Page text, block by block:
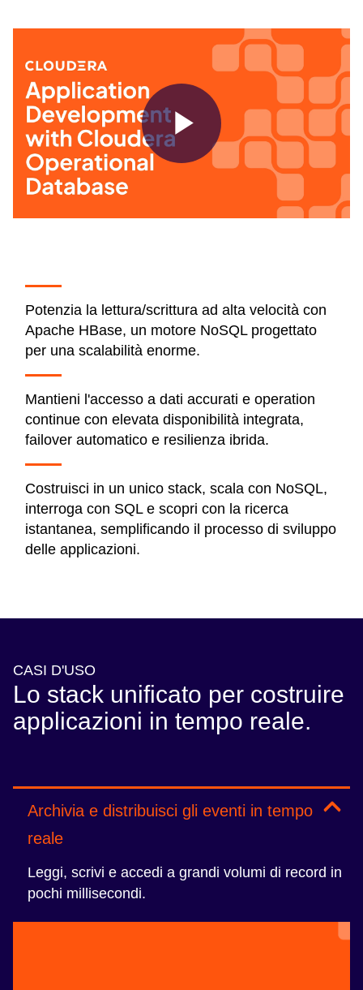
Play
Potenzia la lettura/scrittura ad alta velocità con
Apache HBase, un motore NoSQL progettato
per una scalabilità enorme.
Mantieni l'accesso a dati accurati e operation
continue con elevata disponibilità integrata,
failover automatico e resilienza ibrida.
Costruisci in un unico stack, scala con NoSQL,
interroga con SQL e scopri con la ricerca
istantanea, semplificando il processo di sviluppo
delle applicazioni.
CASI D'USO
Lo stack unificato per costruire
applicazioni in tempo reale.
Archivia e distribuisci gli eventi in tempo
reale
Leggi, scrivi e accedi a grandi volumi di record in
pochi millisecondi.